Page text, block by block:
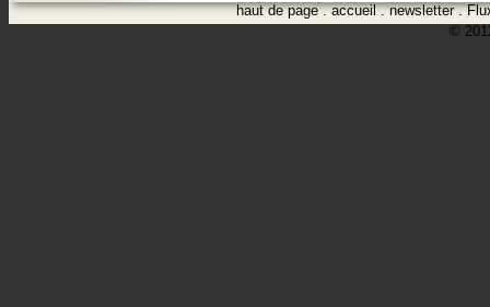
haut de page.accueil.newsletter.
©